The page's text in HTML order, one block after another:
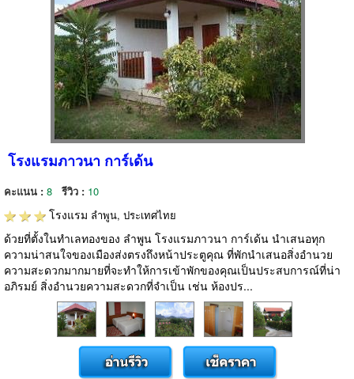
โรงแรมภาวนา การ์เด้น
คะแนน : 8 รีวิว : 10
โรงแรม ลำพูน, ประเทศไทย
ด้วยที่ตั้งในทำเลทองของ ลำพูน โรงแรมภาวนา การ์เด้น นำเสนอทุก
ความน่าสนใจของเมืองส่งตรงถึงหน้าประตูคุณ ที่พักนำเสนอสิ่งอำนวย
ความสะดวกมากมายที่จะทำให้การเข้าพักของคุณเป็นประสบการณ์ที่น่า
อภิรมย์ สิ่งอำนวยความสะดวกที่จำเป็น เช่น ห้องปร...